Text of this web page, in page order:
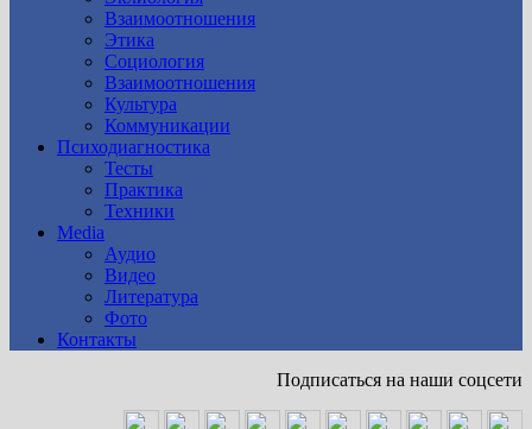
Взаимоотношения
Этика
Социология
Взаимоотношения
Культура
Коммуникации
Психодиагностика
Тесты
Практика
Техники
Media
Аудио
Видео
Литература
Фото
Контакты
Подписаться на наши соцсети